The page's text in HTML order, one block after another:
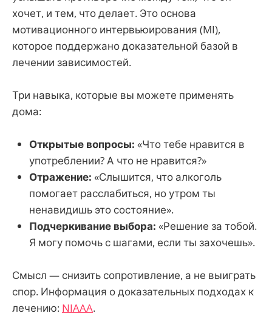
хочет, и тем, что делает. Это основа
мотивационного интервьюирования (MI),
которое поддержано доказательной базой в
лечении зависимостей.
Три навыка, которые вы можете применять
дома:
Открытые вопросы: «Что тебе нравится в
употреблении? А что не нравится?»
Отражение: «Слышится, что алкоголь
помогает расслабиться, но утром ты
ненавидишь это состояние».
Подчеркивание выбора: «Решение за тобой.
Я могу помочь с шагами, если ты захочешь».
Смысл — снизить сопротивление, а не выиграть
спор. Информация о доказательных подходах к
лечению: NIAAA.